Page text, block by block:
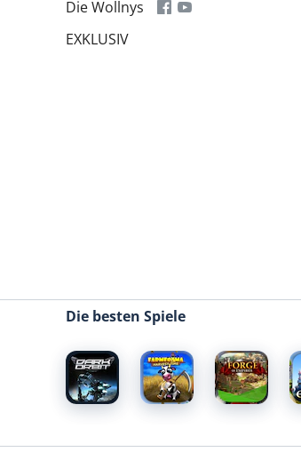
Die Wollnys
EXKLUSIV
Die besten Spiele